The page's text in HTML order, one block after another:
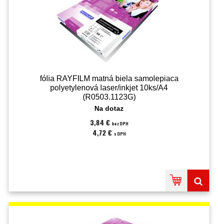
fólia RAYFILM matná biela samolepiaca
polyetylenová laser/inkjet 10ks/A4
(R0503.1123G)
Na dotaz
3,84 € bez DPH
4,72 € s DPH